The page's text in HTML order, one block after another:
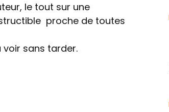
le tout sur une
proche de toutes
sans tarder.